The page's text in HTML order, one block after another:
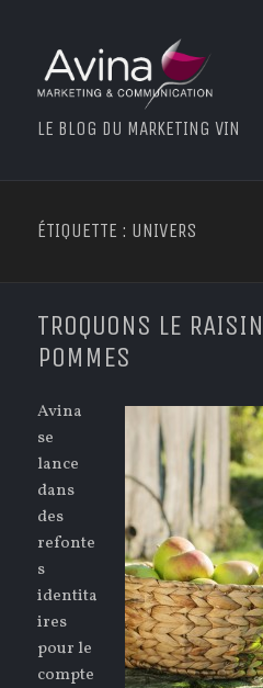
LE BLOG DU MARKETING VIN
ÉTIQUETTE : UNIVERS
TROQUONS LE
POMMES
Avina
se
lance
dans
des
refonte
s
identita
ires
pour le
compte